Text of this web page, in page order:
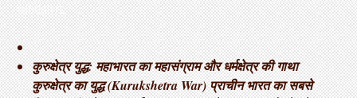
THOUGHTS
कुरुक्षेत्र युद्ध: महाभारत का महासंग्राम और धर्मक्षेत्र की गाथा ​
कुरुक्षेत्र का युद्ध (Kurukshetra War) प्राचीन भारत का सबसे